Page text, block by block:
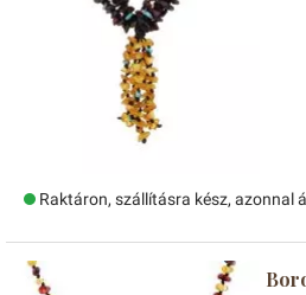
Raktáron, szállításra kész, azonnal